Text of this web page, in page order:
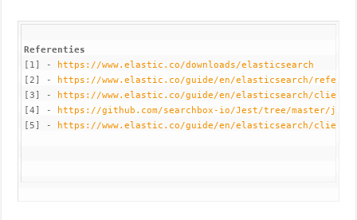
Referenties
[1] -
https://www.elastic.co/downloads/elasticsearch
[2] -
https://www.elastic.co/guide/en/elasticsearch/
[3] -
https://www.elastic.co/guide/en/elasticsearch/
[4] -
https://github.com/searchbox-io/Jest/tree/master/jest
[5] -
https://www.elastic.co/guide/en/elasticsearch/